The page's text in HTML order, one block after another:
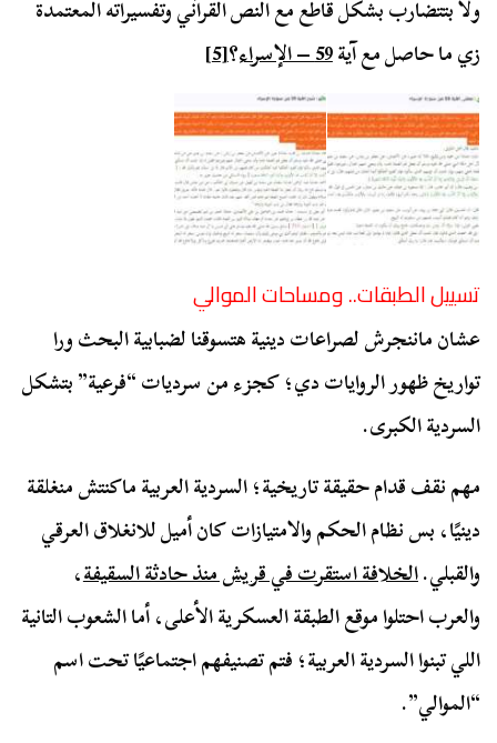
ولا بتتضارب بشكل قاطع مع النص القرآني وتفسيراته المعتمدة
زي ما حاصل مع آية59 – الإسراء ؟[5]
تسييل الطبقات.. ومساحات الموالي
عشان ماننجرش لصراعات دينية هتسوقنا لضبابية البحث ورا
تواريخ ظهور الروايات دي؛ كجزء من سرديات “فرعية” بتشكل
السردية الكبرى.
مهم نقف قدام حقيقة تاريخية؛ السردية العربية ماكنتش منغلقة
دينيًا، بس نظام الحكم والامتيازات كان أميل للانغلاق العرقي
والقبلي.الخلافة استقرت في قريش منذ حادثة السقيفة،
والعرب احتلوا موقع الطبقة العسكرية الأعلى، أما الشعوب التانية
اللي تبنوا السردية العربية؛ فتم تصنيفهم اجتماعيًا تحت اسم
“الموالي”.